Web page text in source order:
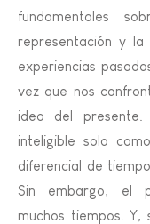
fundamentales
representación y la
experiencias
vez que nos
idea del
inteligible solo
diferencial de
Sin embargo, el
muchos tiempos. Y,